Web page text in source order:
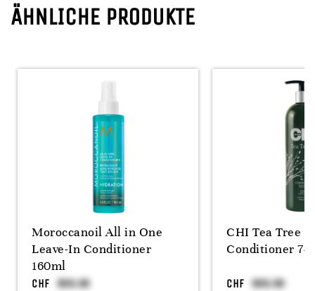
ÄHNLICHE PRODUKTE
Moroccanoil All in One
Leave-In Conditioner
160ml
CHF
CHI Tea Tree
Conditioner
CHF